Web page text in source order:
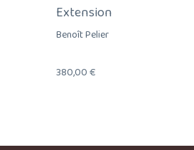
Extension
Benoît Pelier
380,00€